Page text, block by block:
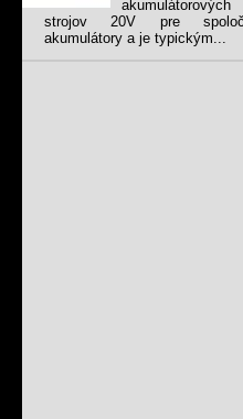
akumulátorových
strojov 20V pre
akumulátory a je typickým...